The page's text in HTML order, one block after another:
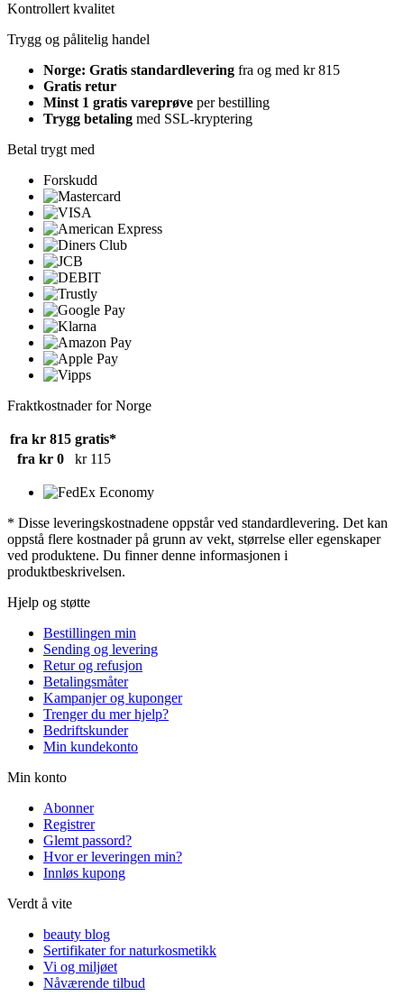
Kontrollert kvalitet
Trygg og pålitelig handel
Norge: Gratis standardlevering fra og med kr 815
Gratis retur
Minst 1 gratis vareprøve per bestilling
Trygg betaling med SSL-kryptering
Betal trygt med
Forskudd
Fraktkostnader for Norge
fra kr 815 gratis*
fra kr 0
kr 115
* Disse leveringskostnadene oppstår ved standardlevering. Det kan
oppstå flere kostnader på grunn av vekt, størrelse eller egenskaper
ved produktene. Du finner denne informasjonen i
produktbeskrivelsen.
Hjelp og støtte
Bestillingen min
Sending og levering
Retur og refusjon
Betalingsmåter
Kampanjer og kuponger
Trenger du mer hjelp?
Bedriftskunder
Min kundekonto
Min konto
Abonner
Registrer
Glemt passord?
Hvor er leveringen min?
Innløs kupong
Verdt å vite
beauty blog
Sertifikater for naturkosmetikk
Vi og miljøet
Nåværende tilbud